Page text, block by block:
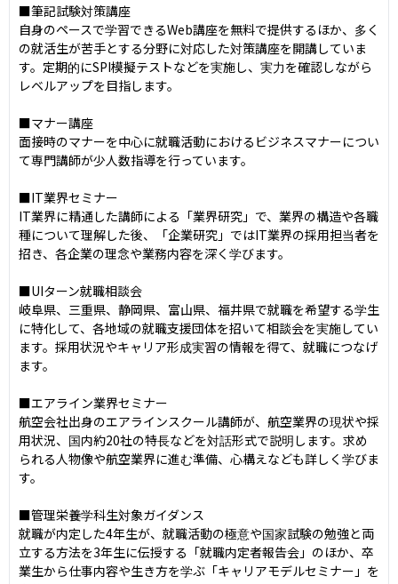
■筆記試験対策講座
自身のペースで学習できるWeb講座を無料で提供するほか、多く
の就活生が苦手とする分野に対応した対策講座を開講していま
す。定期的にSPI模擬テストなどを実施し、実力を確認しながら
レベルアップを目指します。
■マナー講座
面接時のマナーを中心に就職活動におけるビジネスマナーについ
て専門講師が少人数指導を行っています。
■IT業界セミナー
IT業界に精通した講師による「業界研究」で、業界の構造や各職
種について理解した後、「企業研究」ではIT業界の採用担当者を
招き、各企業の理念や業務内容を深く学びます。
■UIターン就職相談会
岐阜県、三重県、静岡県、富山県、福井県で就職を希望する学生
に特化して、各地域の就職支援団体を招いて相談会を実施してい
ます。採用状況やキャリア形成実習の情報を得て、就職につなげ
ます。
■エアライン業界セミナー
航空会社出身のエアラインスクール講師が、航空業界の現状や採
用状況、国内約20社の特長などを対話形式で説明します。求め
られる人物像や航空業界に進む準備、心構えなども詳しく学びま
す。
■管理栄養学科生対象ガイダンス
就職が内定した4年生が、就職活動の極意や国家試験の勉強と両
立する方法を3年生に伝授する「就職内定者報告会」のほか、卒
業生から仕事内容や生き方を学ぶ「キャリアモデルセミナー」を